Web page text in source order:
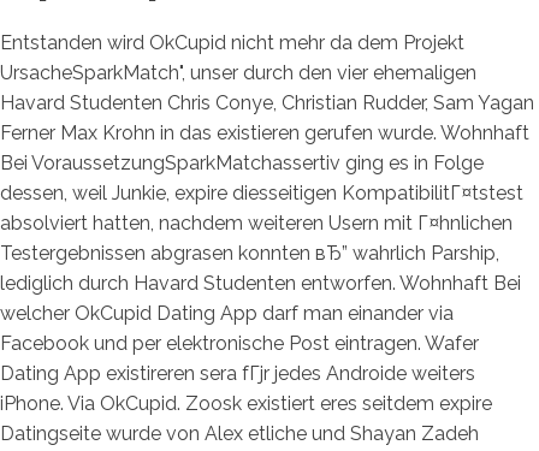
Entstanden wird OkCupid nicht mehr da dem Projekt
UrsacheSparkMatch", unser durch den vier ehemaligen
Havard Studenten Chris Conye, Christian Rudder, Sam Yagan
Ferner Max Krohn in das existieren gerufen wurde. Wohnhaft
Bei VoraussetzungSparkMatchassertiv ging es in Folge
dessen, weil Junkie, expire diesseitigen KompatibilitГ¤tstest
absolviert hatten, nachdem weiteren Usern mit Г¤hnlichen
Testergebnissen abgrasen konnten вЂ” wahrlich Parship,
lediglich durch Havard Studenten entworfen. Wohnhaft Bei
welcher OkCupid Dating App darf man einander via
Facebook und per elektronische Post eintragen. Wafer
Dating App existireren sera fГјr jedes Androide weiters
iPhone. Via OkCupid. Zoosk existiert eres seitdem expire
Datingseite wurde von Alex etliche und Shayan Zadeh